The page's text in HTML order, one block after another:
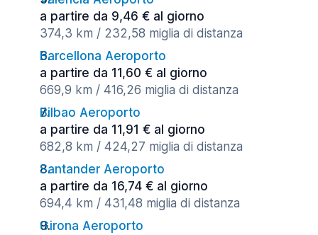
a partire da 9,46 € al giorno
374,3 km / 232,58 miglia di distanza
Barcellona Aeroporto
a partire da 11,60 € al giorno
669,9 km / 416,26 miglia di distanza
Bilbao Aeroporto
a partire da 11,91 € al giorno
682,8 km / 424,27 miglia di distanza
Santander Aeroporto
a partire da 16,74 € al giorno
694,4 km / 431,48 miglia di distanza
Girona Aeroporto